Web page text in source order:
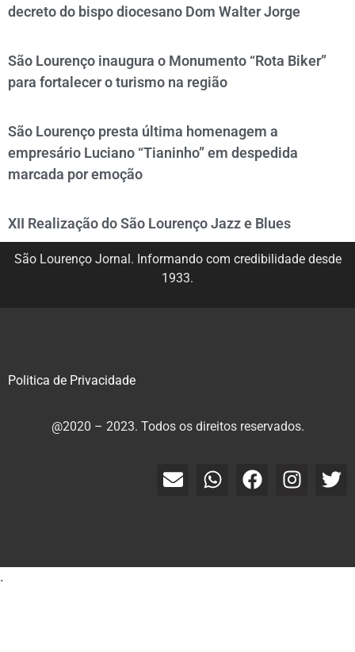
decreto do bispo diocesano Dom Walter Jorge
São Lourenço inaugura o Monumento “Rota Biker”
para fortalecer o turismo na região
São Lourenço presta última homenagem a
empresário Luciano “Tianinho” em despedida
marcada por emoção
XII Realização do São Lourenço Jazz e Blues
São Lourenço Jornal. Informando com credibilidade desde
1933.
Politica de Privacidade
@2020 – 2023. Todos os direitos reservados.
.